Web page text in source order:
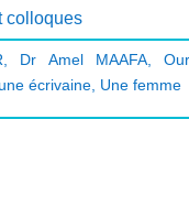
colloques
Dr Amel MAAFA,
une écrivaine, Une femme